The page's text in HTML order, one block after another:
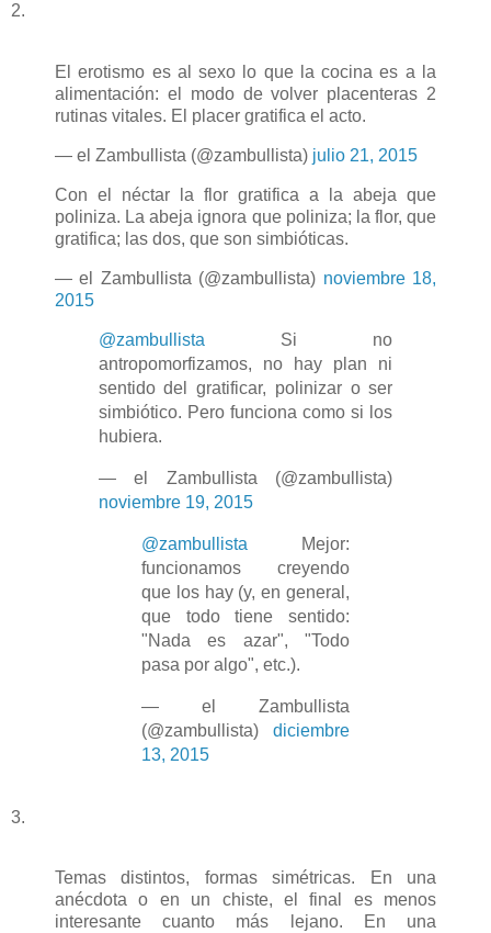
2.
El erotismo es al sexo lo que la cocina es a la
alimentación: el modo de volver placenteras 2
rutinas vitales. El placer gratifica el acto.
— el Zambullista (@zambullista) julio 21, 2015
Con el néctar la flor gratifica a la abeja que
poliniza. La abeja ignora que poliniza; la flor, que
gratifica; las dos, que son simbióticas.
— el Zambullista (@zambullista) noviembre 18,
2015
@zambullista Si no
antropomorfizamos, no hay plan ni
sentido del gratificar, polinizar o ser
simbiótico. Pero funciona como si los
hubiera.
— el Zambullista (@zambullista)
noviembre 19, 2015
@zambullista Mejor:
funcionamos creyendo
que los hay (y, en general,
que todo tiene sentido:
"Nada es azar", "Todo
pasa por algo", etc.).
— el Zambullista
(@zambullista) diciembre
13, 2015
3.
Temas distintos, formas simétricas. En una
anécdota o en un chiste, el final es menos
interesante cuanto más lejano. En una